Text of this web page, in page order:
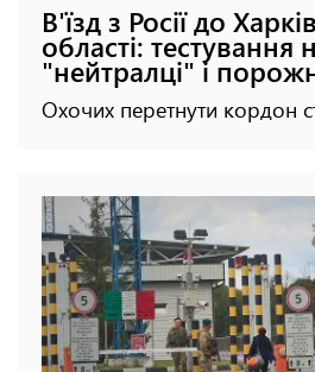
В'їзд з Росії до
області: тестування
"нейтралці" і
Охочих перетнути кордон